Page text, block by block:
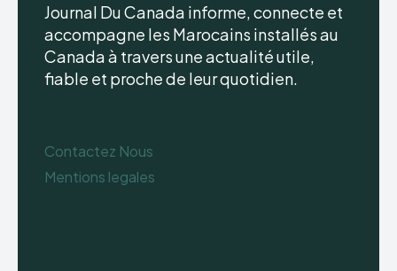
Journal Du Canada informe, connecte et
accompagne les Marocains installés au
Canada à travers une actualité utile,
fiable et proche de leur quotidien.
Contactez Nous
Mentions legales